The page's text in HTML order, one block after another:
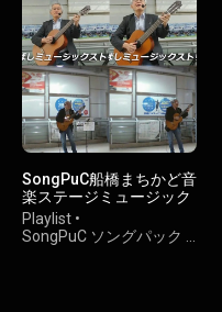
SongPuC船橋まちかど音
楽ステージミュージック
ストリート
Playlist•
SongPuC ソングパック •